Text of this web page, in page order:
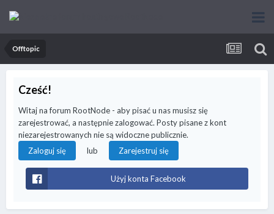
Offtopic
Cześć!
Witaj na forum RootNode - aby pisać u nas musisz się
zarejestrować, a następnie zalogować. Posty pisane z kont
niezarejestrowanych nie są widoczne publicznie.
Zaloguj się
lub Zarejestruj się
Użyj konta Facebook